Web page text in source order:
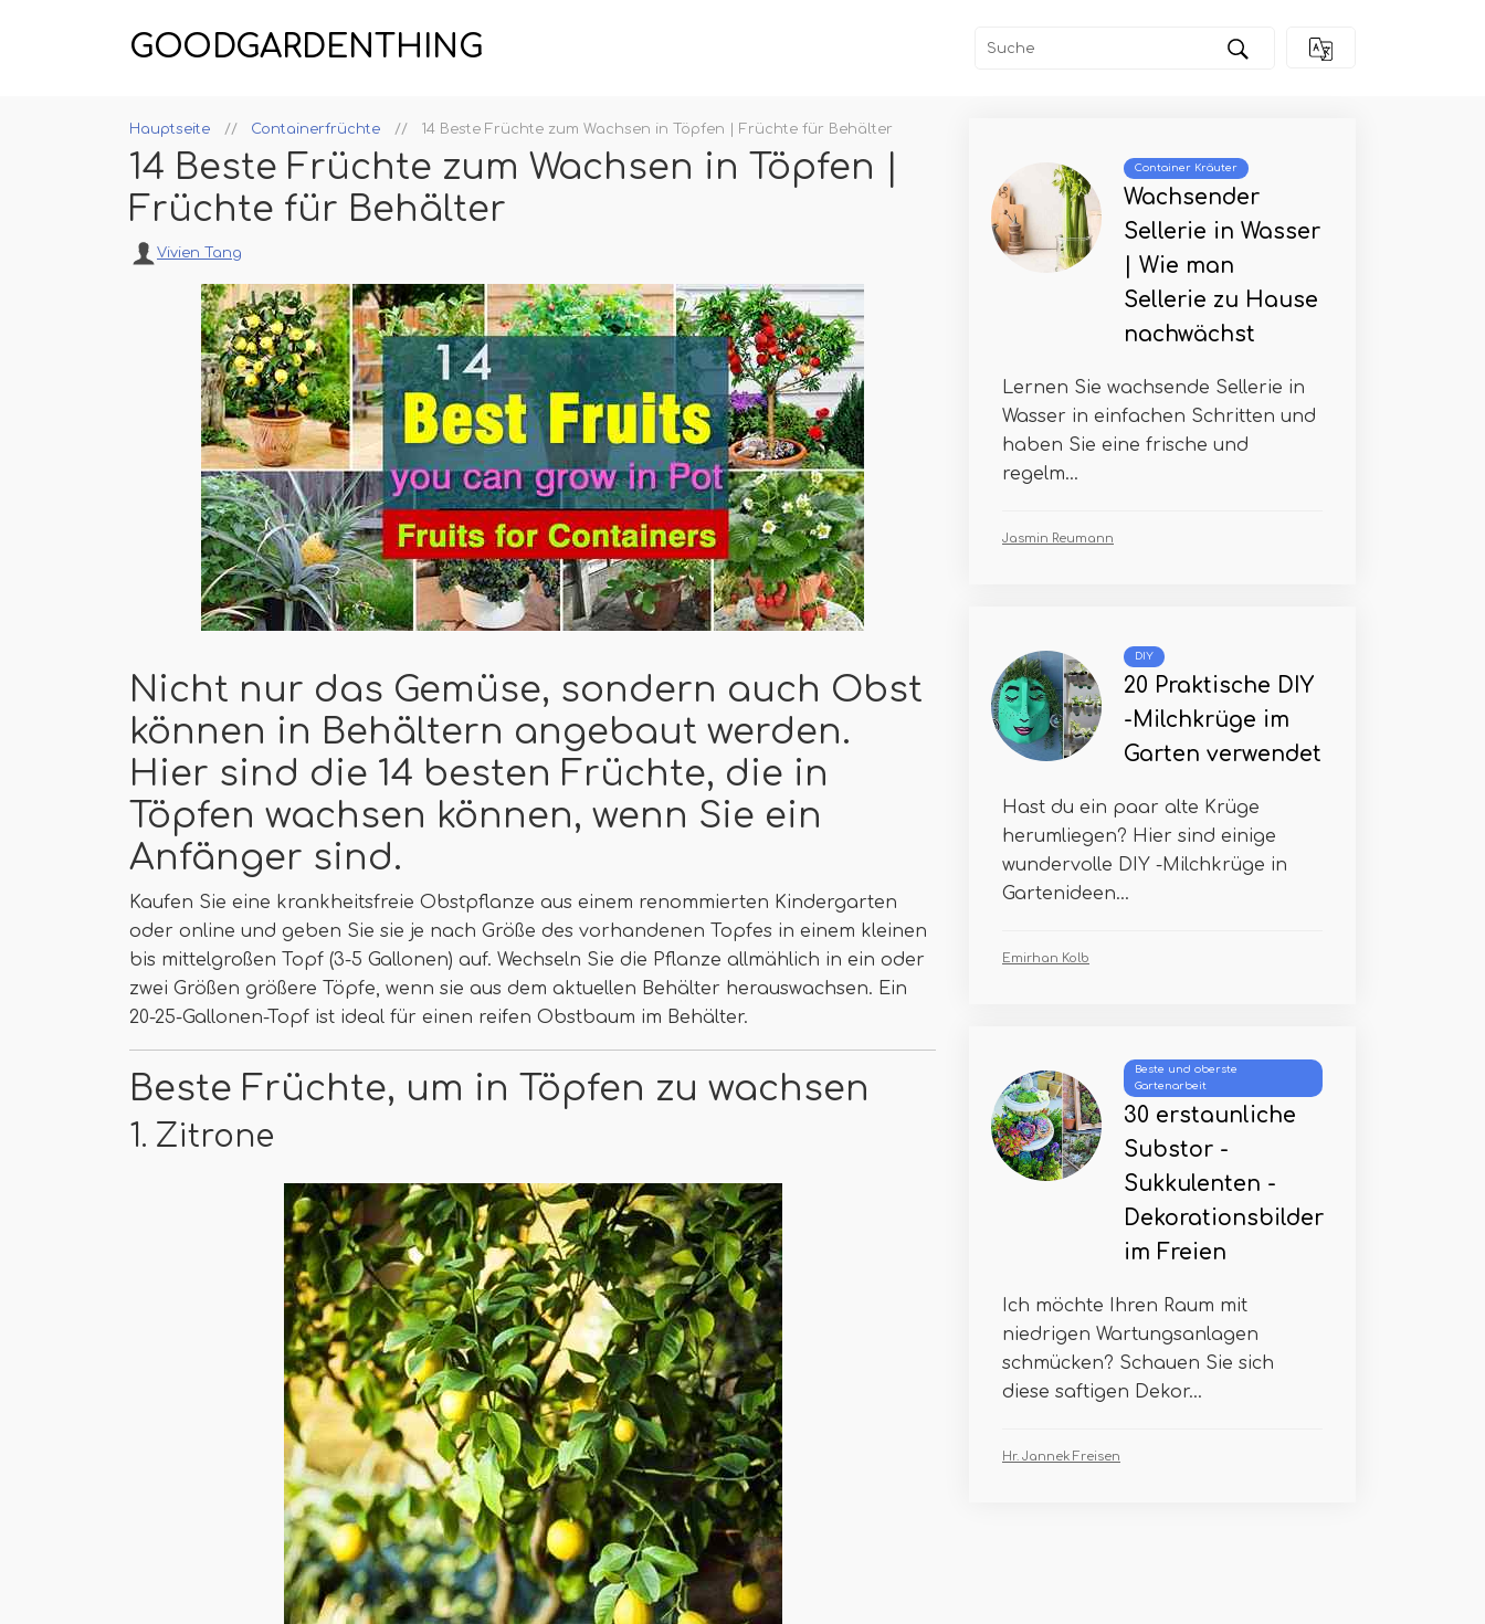
GOODGARDENTHING
Hauptseite Containerfrüchte 14 Beste Früchte zum Wachsen in Töpfen | Früchte für Behälter
14 Beste Früchte zum Wachsen in Töpfen |
Früchte für Behälter
Vivien Tang
Nicht nur das Gemüse, sondern auch Obst
können in Behältern angebaut werden.
Hier sind die 14 besten Früchte, die in
Töpfen wachsen können, wenn Sie ein
Anfänger sind.
Kaufen Sie eine krankheitsfreie Obstpflanze aus einem renommierten Kindergarten
oder online und geben Sie sie je nach Größe des vorhandenen Topfes in einem kleinen
bis mittelgroßen Topf (3-5 Gallonen) auf. Wechseln Sie die Pflanze allmählich in ein oder
zwei Größen größere Töpfe, wenn sie aus dem aktuellen Behälter herauswachsen. Ein
20-25-Gallonen-Topf ist ideal für einen reifen Obstbaum im Behälter.
Beste Früchte, um in Töpfen zu wachsen
1. Zitrone
Container Kräuter
Wachsender
Sellerie in Wasser
| Wie man
Sellerie zu Hause
nachwächst
Lernen Sie wachsende Sellerie in
Wasser in einfachen Schritten und
haben Sie eine frische und
regelm...
Jasmin Reumann
DIY
20 Praktische DIY
-Milchkrüge im
Garten verwendet
Hast du ein paar alte Krüge
herumliegen? Hier sind einige
wundervolle DIY -Milchkrüge in
Gartenideen...
Emirhan Kolb
Beste und oberste
Gartenarbeit
30 erstaunliche
Substor -
Sukkulenten -
Dekorationsbilder
im Freien
Ich möchte Ihren Raum mit
niedrigen Wartungsanlagen
schmücken? Schauen Sie sich
diese saftigen Dekor...
Hr. Jannek Freisen